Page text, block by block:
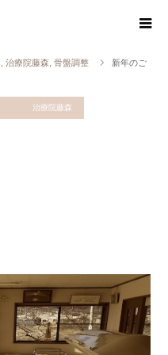
治療院藤森 骨盤調整
新年のご
治療院藤森